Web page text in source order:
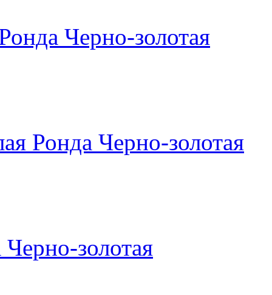
Черно-золотая
Ронда Черно-золотая
золотая